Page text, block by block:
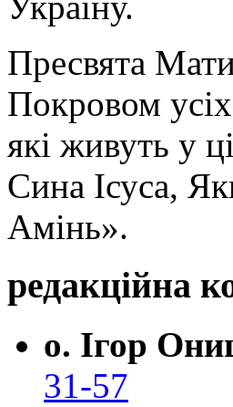
Пресвята
Покровом
які живуть у
Сина Ісуса,
Амінь».
редакційна
о. Ігор
31-57